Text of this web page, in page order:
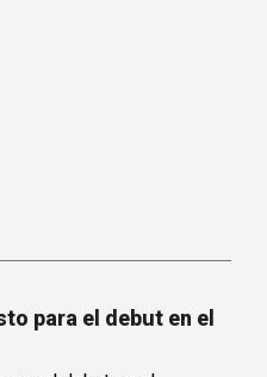
para el debut en el